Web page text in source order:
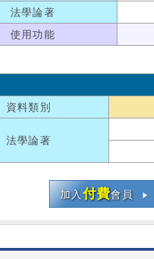
法學論著
使用功能
資料類別
法學論著
加入付費會員